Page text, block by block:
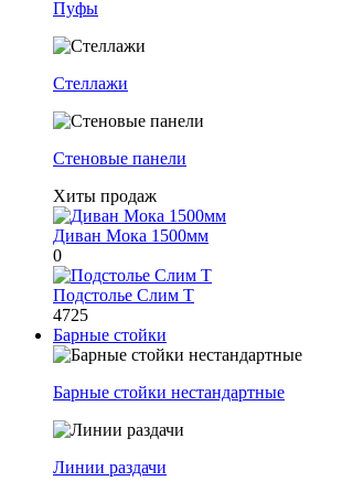
Пуфы
Стеллажи
Стеновые панели
Хиты продаж
Диван Мока 1500мм
0
Подстолье Слим Т
4725
Барные стойки
Барные стойки нестандартные
Линии раздачи